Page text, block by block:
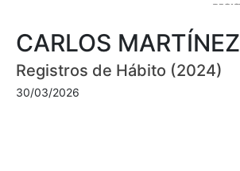
CARLOS MARTÍNEZ
Registros de Hábito (2024)
30/03/2026